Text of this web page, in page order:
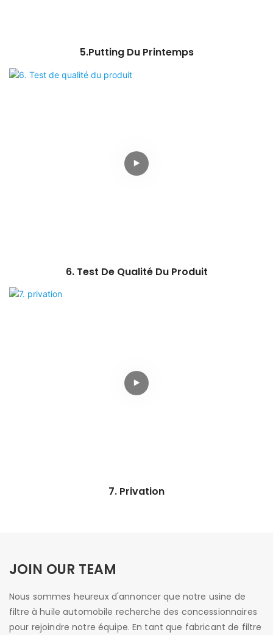
5.Putting Du Printemps
6. Test De Qualité Du Produit
7. Privation
JOIN OUR TEAM
Nous sommes heureux d'annoncer que notre usine de
filtre à huile automobile recherche des concessionnaires
pour rejoindre notre équipe. En tant que fabricant de filtre